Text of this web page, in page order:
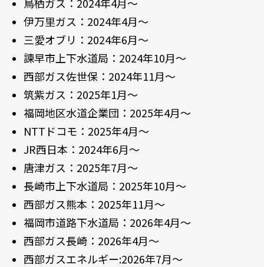
伊万里ガス：2024年4月～
三愛オブリ：2024年6月～
諫早市上下水道局：2024年10月～
西部ガス佐世保：2024年11月～
筑紫ガス：2025年1月～
福岡地区水道企業団：2025年4月～
NTTドコモ：2025年4月～
JR西日本：2024年6月～
唐津ガス：2025年7月～
長崎市上下水道局：2025年10月～
西部ガス熊本：2025年11月～
福岡市道路下水道局：2026年4月～
西部ガス長崎：2026年4月～
西部ガスエネルギー:2026年7月～